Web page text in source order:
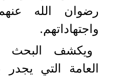
رضوان الله
واجتهاداتهم.
ويكشف البحث
العامة التي يجدر